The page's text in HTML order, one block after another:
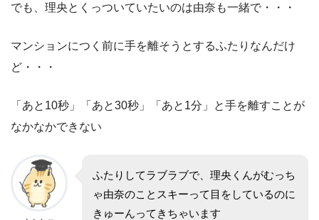
でも、理央とくっついていたいのは由奈も一緒で・・・
マンションにつく前に手を離そうとするふたりなんだけ
ど・・・
「あと10秒」「あと30秒」「あと1分」と手を離すことが
なかなかできない
ふたりしてラブラブで、理央くんがむっち
ゃ由奈のことスキーって目をしているのに
きゅーんってきちゃいます